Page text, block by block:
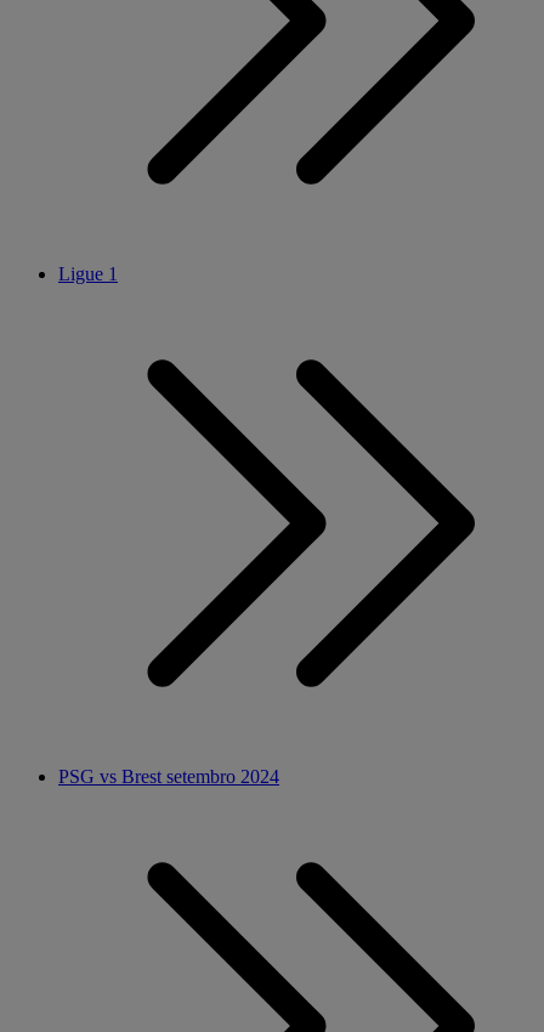
Ligue 1
PSG vs Brest setembro 2024